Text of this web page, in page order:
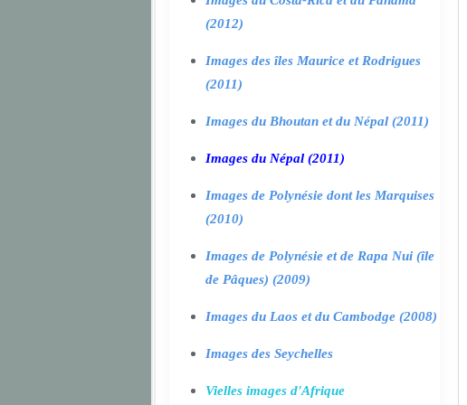
(2012)
Images des îles Maurice et Rodrigues
(2011)
Images du Bhoutan et du Népal (2011)
Images du Népal (2011)
Images de Polynésie dont les Marquises
(2010)
Images de Polynésie et de Rapa Nui (île
de Pâques) (2009)
Images du Laos et du Cambodge (2008)
Images des Seychelles
Vielles images d'Afrique